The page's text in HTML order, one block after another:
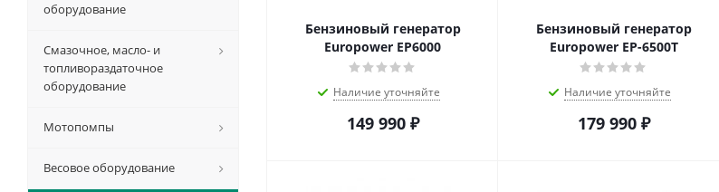
Бензиновый генератор
Europower EP6000
Наличие уточняйте
149 990₽
Бензиновый генератор
Europower EP-6500T
Наличие уточняйте
179 990₽
оборудование
Смазочное, масло- и
топливораздаточное
оборудование
Мотопомпы
Весовое оборудование